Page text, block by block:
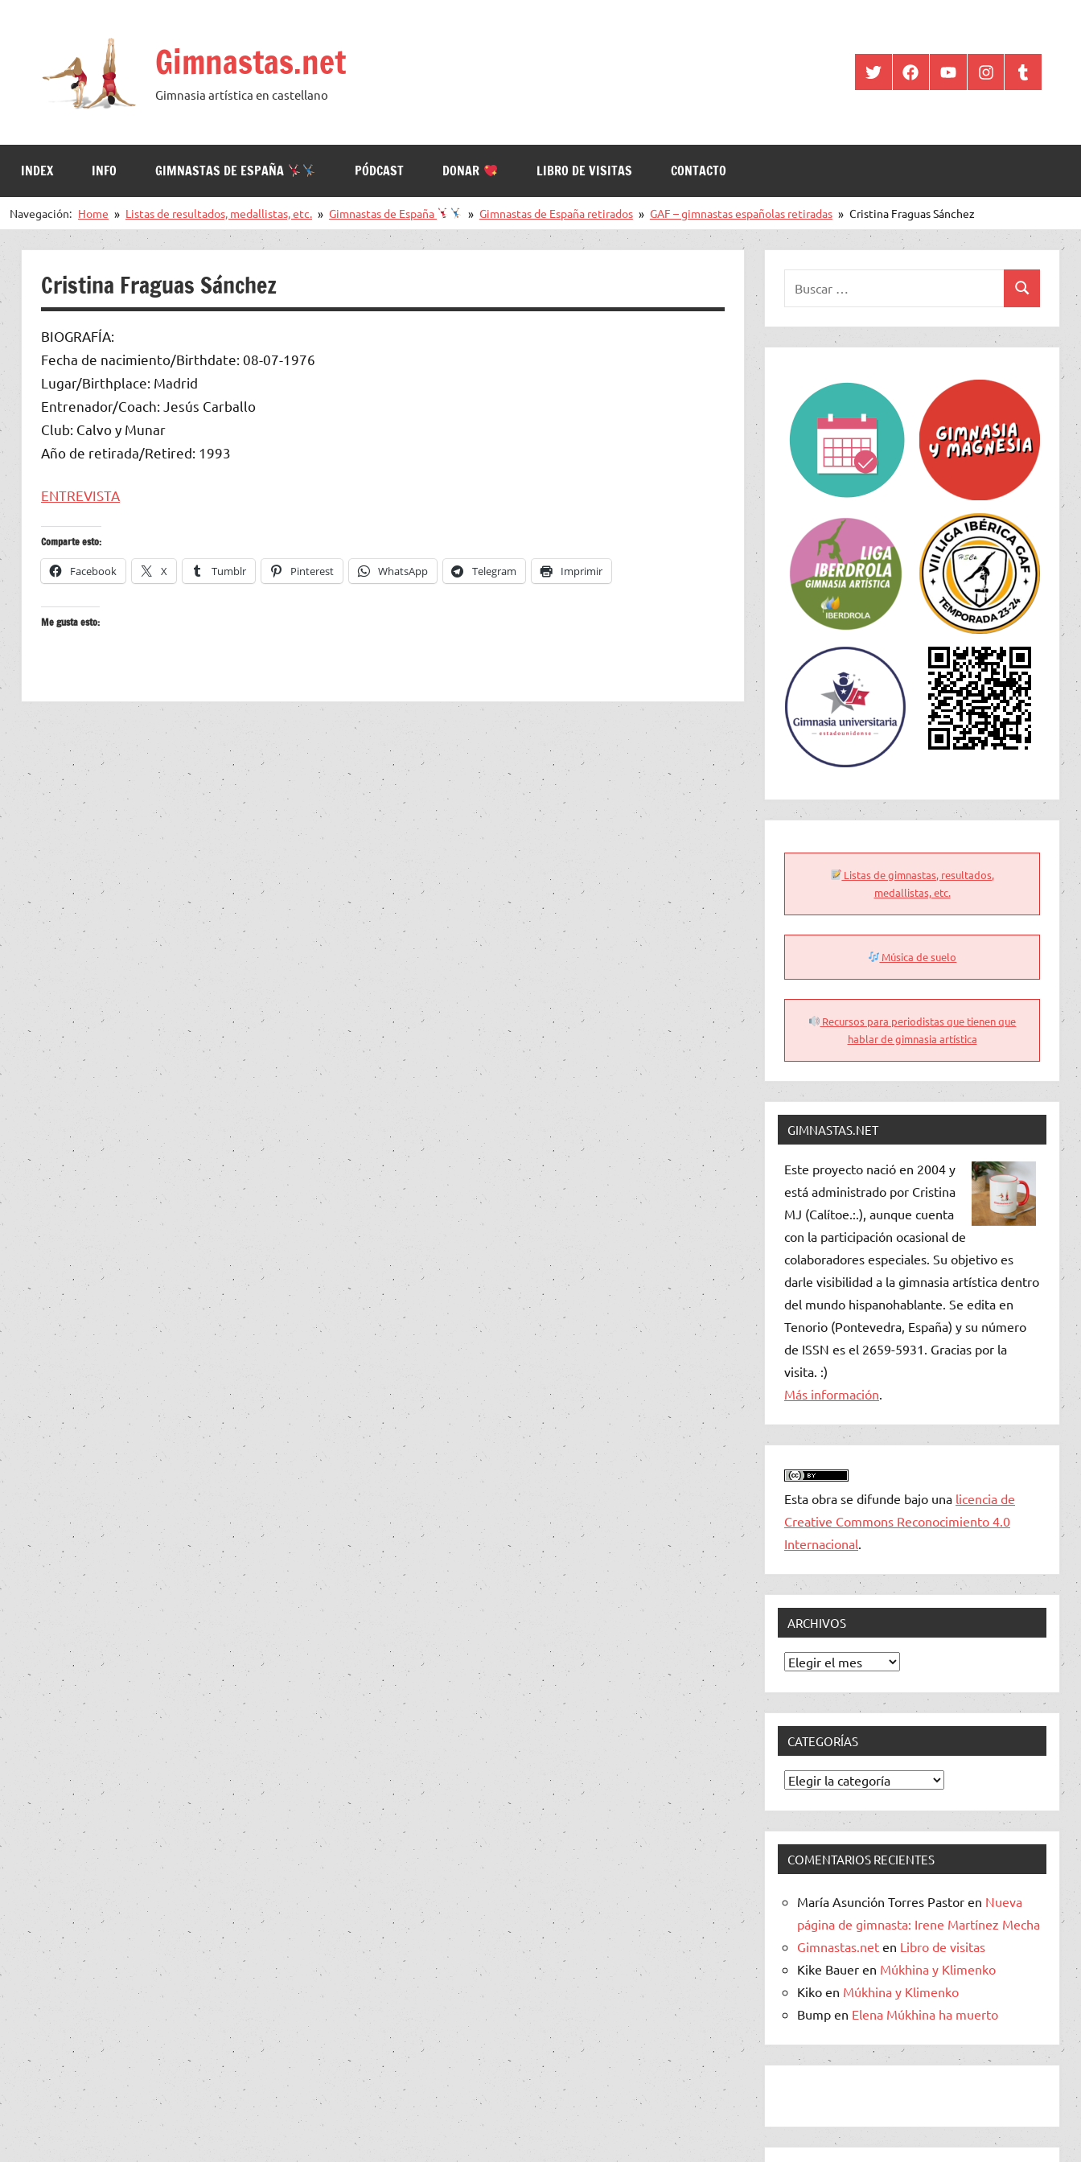
Gimnastas.net
Gimnasia artística en castellano
TwitterFacebookYouTubeInstagramTumblr
INDEX INFO GIMNASTAS DE ESPAÑA PÓDCAST DONAR LIBRO DE VISITAS CONTACTO
Navegación: Home Listas de resultados, medallistas, etc. Gimnastas de España Gimnastas de España retirados GAF – gimnastas españolas retiradas Cristina Fraguas Sánchez
Cristina Fraguas Sánchez
BIOGRAFÍA:
Fecha de nacimiento/Birthdate: 08-07-1976
Lugar/Birthplace: Madrid
Entrenador/Coach: Jesús Carballo
Club: Calvo y Munar
Año de retirada/Retired: 1993
ENTREVISTA
Comparte esto:
Facebook X Tumblr Pinterest WhatsApp Telegram Imprimir
Me gusta esto:
Buscar
Listas de gimnastas, resultados,
medallistas, etc.
Música de suelo
Recursos para periodistas que tienen que
hablar de gimnasia artística
GIMNASTAS.NET
Este proyecto nació en 2004 y
está administrado por Cristina
MJ (Calítoe.:.), aunque cuenta
con la participación ocasional de
colaboradores especiales. Su objetivo es
darle visibilidad a la gimnasia artística dentro
del mundo hispanohablante. Se edita en
Tenorio (Pontevedra, España) y su número
de ISSN es el 2659-5931. Gracias por la
visita. :)
Más información
Esta obra se difunde bajo una licencia de
Creative Commons Reconocimiento 4.0
Internacional
ARCHIVOS
Archivos
CATEGORÍAS
Categorías
COMENTARIOS RECIENTES
María Asunción Torres Pastor en Nueva
página de gimnasta: Irene Martínez Mecha
Gimnastas.net en Libro de visitas
Kike Bauer en Múkhina y Klimenko
Kiko en Múkhina y Klimenko
Bump en Elena Múkhina ha muerto